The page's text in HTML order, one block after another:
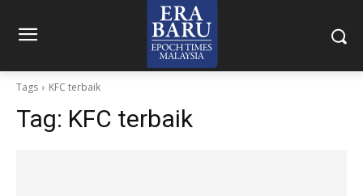
Tags KFC terbaik
Tag: KFC terbaik